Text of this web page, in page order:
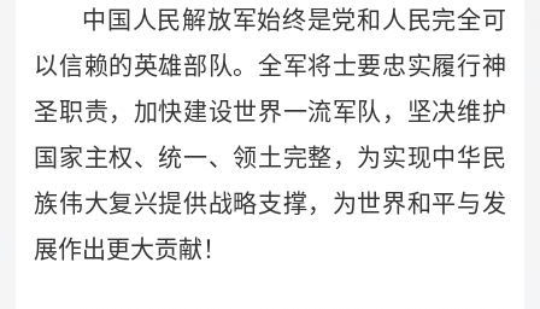
中国人民解放军始终是党和人民完全可
以信赖的英雄部队。全军将士要忠实履行神
圣职责，加快建设世界一流军队，坚决维护
国家主权、统一、领土完整，为实现中华民
族伟大复兴提供战略支撑，为世界和平与发
展作出更大贡献！